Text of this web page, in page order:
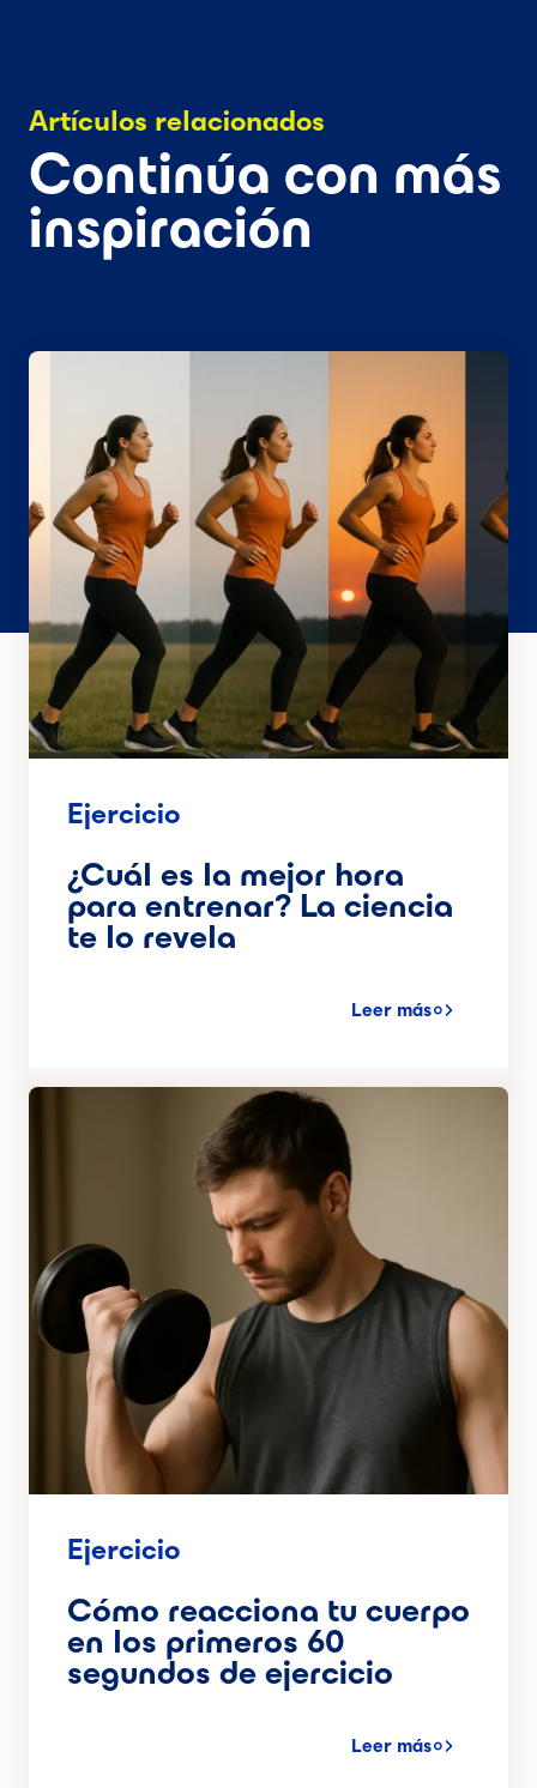
Artículos relacionados
Continúa con más
inspiración
Ejercicio
¿Cuál es la mejor hora
para entrenar? La ciencia
te lo revela
Leer más
Ejercicio
Cómo reacciona tu cuerpo
en los primeros 60
segundos de ejercicio
Leer más